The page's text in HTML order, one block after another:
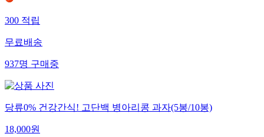
300적립
무료배송
937명구매중
당류0% 건강간식! 고단백 병아리콩 과자(5봉/10봉)
18,000원